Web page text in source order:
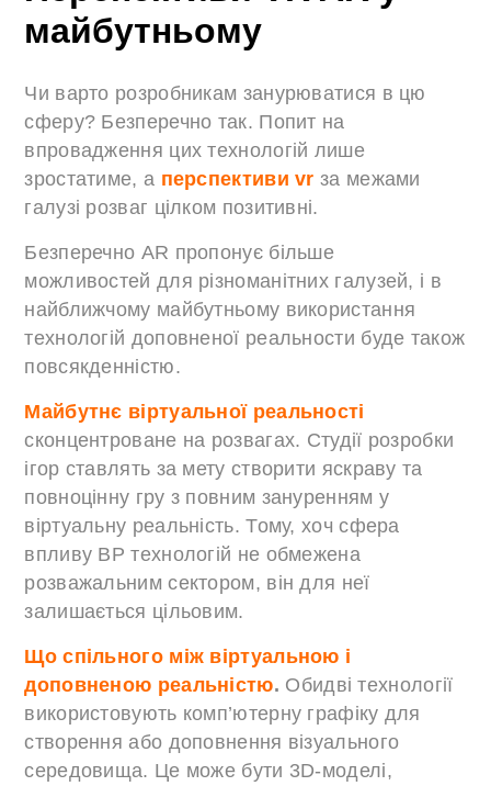
майбутньому
Чи варто розробникам занурюватися в цю
сферу? Безперечно так. Попит на
впровадження цих технологій лише
зростатиме, а перспективи vr за межами
галузі розваг цілком позитивні.
Безперечно AR пропонує більше
можливостей для різноманітних галузей, і в
найближчому майбутньому використання
технологій доповненої реальности буде також
повсякденністю.
Майбутнє віртуальної реальності
сконцентроване на розвагах. Студії розробки
ігор ставлять за мету створити яскраву та
повноцінну гру з повним зануренням у
віртуальну реальність. Тому, хоч сфера
впливу ВР технологій не обмежена
розважальним сектором, він для неї
залишається цільовим.
Що спільного між віртуальною і
доповненою реальністю. Обидві технології
використовують комп’ютерну графіку для
створення або доповнення візуального
середовища. Це може бути 3D-моделі,